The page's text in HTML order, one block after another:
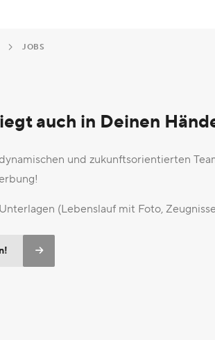
JOBS
auch in Deinen
und zukunftsorientierten
(Lebenslauf mit Foto,